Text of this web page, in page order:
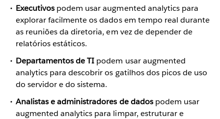
Executivos podem usar augmented analytics para
explorar facilmente os dados em tempo real durante
as reuniões da diretoria, em vez de depender de
relatórios estáticos.
Departamentos de TI podem usar augmented
analytics para descobrir os gatilhos dos picos de uso
do servidor e do sistema.
Analistas e administradores de dadospodem usar
augmented analytics para limpar, estruturar e